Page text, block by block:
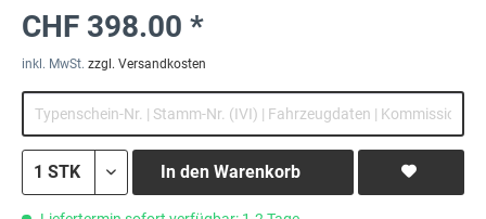
CHF 398.00 *
inkl. MwSt. zzgl. Versandkosten
In den Warenkorb